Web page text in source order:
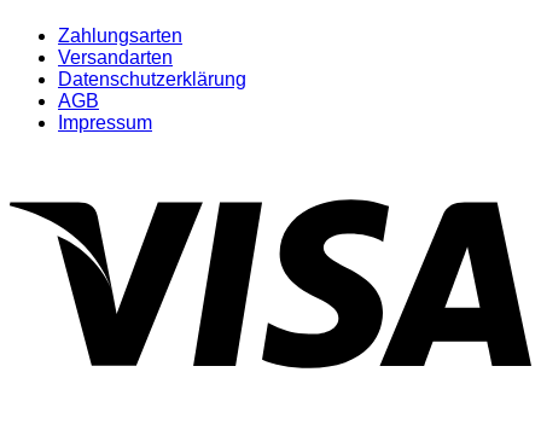
werdenZahlungsarten
Versandarten
Datenschutzerklärung
AGB
Impressum